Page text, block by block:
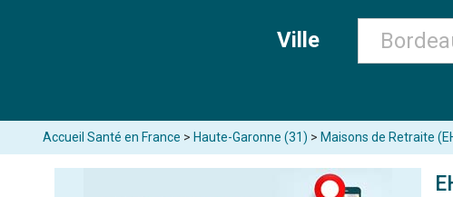
Ville
Accueil Santé en France > Haute-Garonne (31) > Maisons de Retraite